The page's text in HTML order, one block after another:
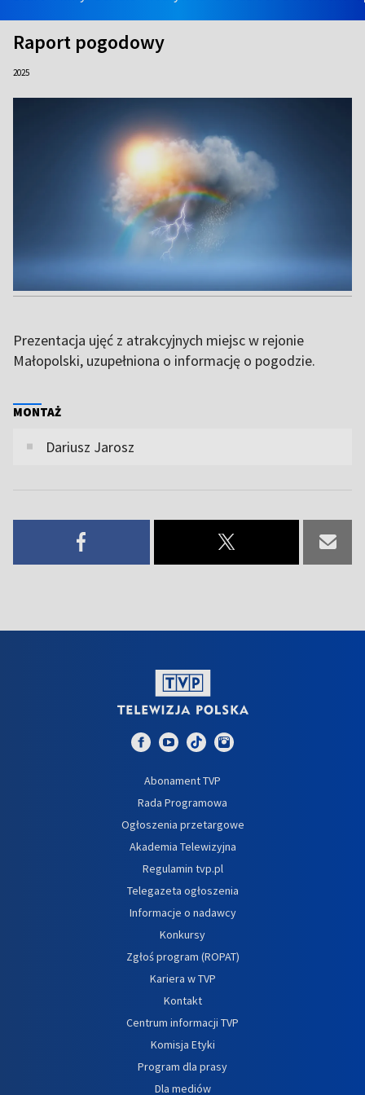
Raport pogodowy
2025
Prezentacja ujęć z atrakcyjnych miejsc w rejonie
Małopolski, uzupełniona o informację o pogodzie.
MONTAŻ
Dariusz Jarosz
Abonament TVP
Rada Programowa
Ogłoszenia przetargowe
Akademia Telewizyjna
Regulamin tvp.pl
Telegazeta ogłoszenia
Informacje o nadawcy
Konkursy
Zgłoś program (ROPAT)
Kariera w TVP
Kontakt
Centrum informacji TVP
Komisja Etyki
Program dla prasy
Dla mediów